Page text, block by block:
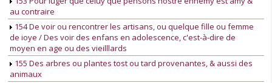
au contraire
154 De voir ou rencontrer les artisans, ou quelque fille ou femme
de ioye / Des voir des enfans en adolescence, c'est-à-dire de
moyen en age ou des vieilllards
155 Des arbres ou plantes tost ou tard provenantes, & aussi des
animaux